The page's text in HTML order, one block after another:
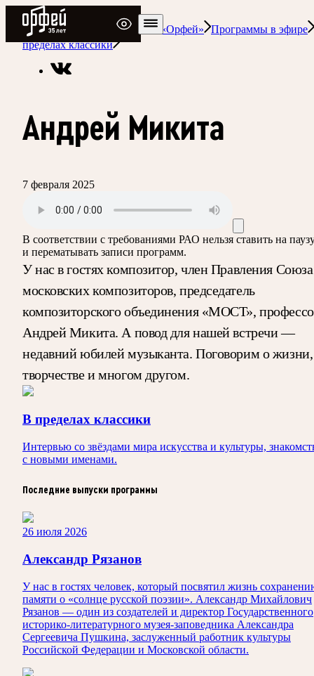
Радио Орфей
Радио классической музыки «Орфей»
Программы в эфире
пределах классики
Андрей Микита
7 февраля 2025
В соответствии с требованиями РАО нельзя ставить на
и перематывать записи программ.
У нас в гостях композитор, член Правления Союза
московских композиторов, председатель
композиторского объединения «МОСТ»,
Андрей Микита. А повод для нашей встречи —
недавний юбилей музыканта. Поговорим о жизни,
творчестве и многом другом.
В пределах классики
Интервью со звёздами мира искусства и культуры,
с новыми именами.
Последние выпуски программы
26 июля 2026
Александр Рязанов
У нас в гостях человек, который посвятил жизнь
памяти о «солнце русской поэзии». Александр Михайлович
Рязанов — один из создателей и директор Государственного
историко‑литературного музея‑заповедника Александра
Сергеевича Пушкина, заслуженный работник культуры
Российской Федерации и Московской области.